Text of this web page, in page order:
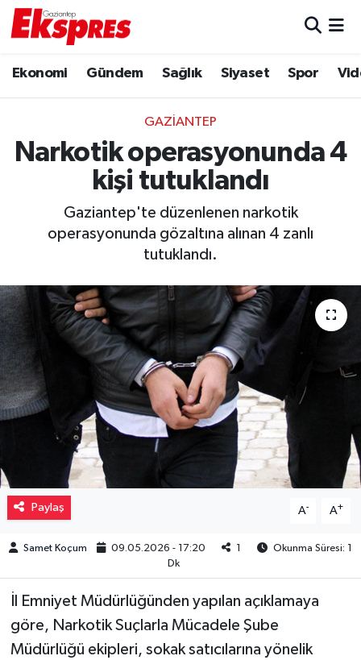
Ekonomi Gündem Sağlık Siyaset Spor
GAZIANTEP
Narkotik operasyonunda 4
kişi tutuklandı
Gaziantep'te düzenlenen narkotik
operasyonunda gözaltına alınan 4 zanlı
tutuklandı.
Paylaş A- A+
Samet Koçum 09.05.2026 - 17:20 1
Okunma Süresi: 1
Dk
İl Emniyet Müdürlüğünden yapılan açıklamaya
göre, Narkotik Suçlarla Mücadele Şube
Müdürlüğü ekipleri, sokak satıcılarına yönelik
Ekonomi
Gaziantep son dakika
Kültür Sanat
Magazin
Müzik
Piyasa
Resmi İlanlar
Sağlık
Sinemalar
Siyaset
Spor
Trafik Durumu
Puan Durumu ve Fikstür
Tüm Manşetler
Son Dakika Haberleri